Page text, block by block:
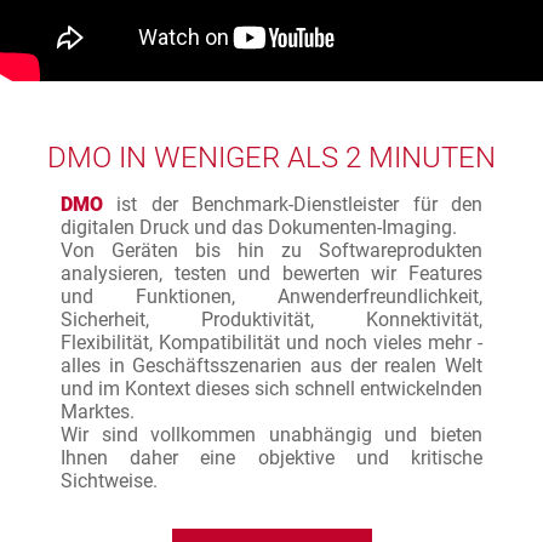
DMO IN WENIGER ALS 2 MINUTEN
DMO ist der Benchmark-Dienstleister für den
digitalen Druck und das Dokumenten-Imaging.
Von Geräten bis hin zu Softwareprodukten
analysieren, testen und bewerten wir Features
und Funktionen, Anwenderfreundlichkeit,
Sicherheit, Produktivität, Konnektivität,
Flexibilität, Kompatibilität und noch vieles mehr -
alles in Geschäftsszenarien aus der realen Welt
und im Kontext dieses sich schnell entwickelnden
Marktes.
Wir sind vollkommen unabhängig und bieten
Ihnen daher eine objektive und kritische
Sichtweise.